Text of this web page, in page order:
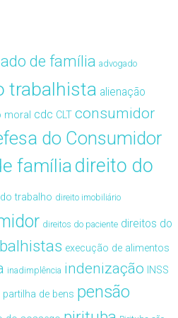
de família advogado
trabalhista alienação
moral cdc CLT consumidor
do Consumidor
famíliadireito do
trabalho direito imobiliário
direitos do paciente direitos do
execução de alimentos
inadimplência indenização INSS
partilha de bens pensão